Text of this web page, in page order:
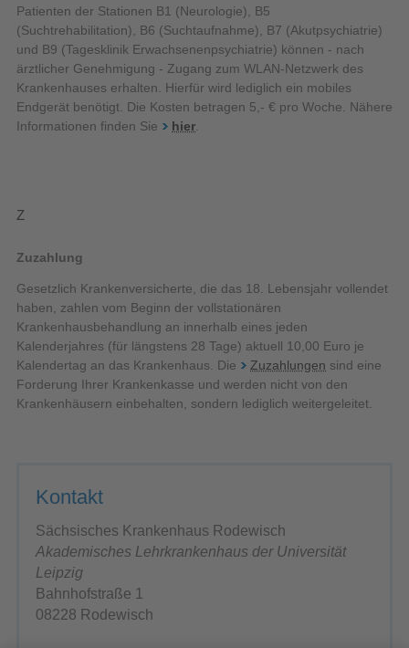
Patienten der Stationen B1 (Neurologie), B5
(Suchtrehabilitation), B6 (Suchtaufnahme), B7 (Akutpsychiatrie)
und B9 (Tagesklinik Erwachsenenpsychiatrie) können - nach
ärztlicher Genehmigung - Zugang zum WLAN-Netzwerk des
Krankenhauses erhalten. Hierfür wird lediglich ein mobiles
Endgerät benötigt. Die Kosten betragen 5,- € pro Woche. Nähere
Informationen finden Sie
hier.
Z
Zuzahlung
Gesetzlich Krankenversicherte, die das 18. Lebensjahr vollendet
haben, zahlen vom Beginn der vollstationären
Krankenhausbehandlung an innerhalb eines jeden
Kalenderjahres (für längstens 28 Tage) aktuell 10,00 Euro je
Kalendertag an das Krankenhaus. Die
Zuzahlungen sind eine
Forderung Ihrer Krankenkasse und werden nicht von den
Krankenhäusern einbehalten, sondern lediglich weitergeleitet.
Kontakt
Sächsisches Krankenhaus Rodewisch
Akademisches Lehrkrankenhaus der Universität
Leipzig
Bahnhofstraße 1
08228 Rodewisch